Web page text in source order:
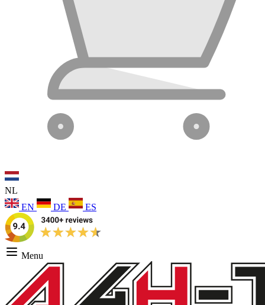
NL
EN
DE ES
Menu